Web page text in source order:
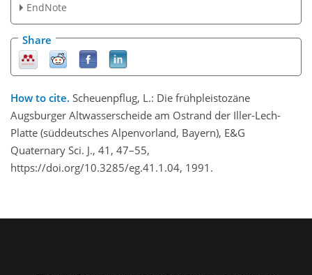
EndNote
Share
How to cite. Scheuenpflug, L.: Die frühpleistozäne
Augsburger Altwasserscheide am Ostrand der Iller-Lech-
Platte (süddeutsches Alpenvorland, Bayern), E&G
Quaternary Sci. J., 41, 47–55,
https://doi.org/10.3285/eg.41.1.04, 1991.